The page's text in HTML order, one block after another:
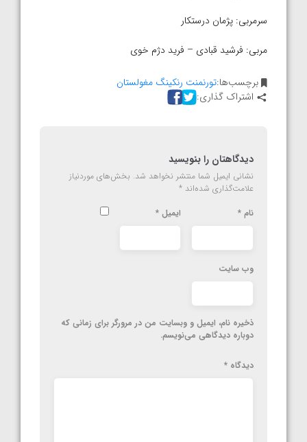
سرمربی: پژمان درستکار
مربی: فرشید قبادی – فرید دژم خوی
برچسب‌ها:تورنمنت رنکینگ مغولستان
اشتراک گذاری:
دیدگاهتان را بنویسید
نشانی ایمیل شما منتشر نخواهد شد. بخش‌های موردنیاز
علامت‌گذاری شده‌اند *
نام * ایمیل *
وب‌ سایت
ذخیره نام، ایمیل و وبسایت من در مرورگر برای زمانی که
دوباره دیدگاهی می‌نویسم.
دیدگاه *